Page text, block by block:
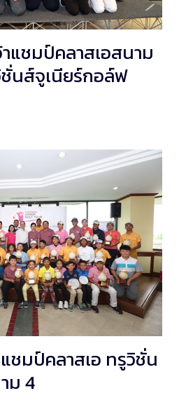
แชมป์คลาสเอสนาม
นส์จูเนียร์กอล์ฟ
มป์คลาสเอ ทรูวิชั่น
ม 4